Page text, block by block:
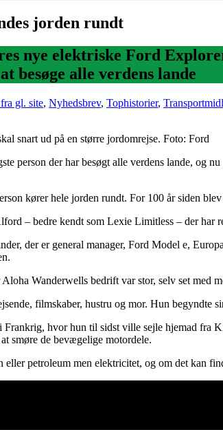
jorden rundt
nye elektriske Ford
besøge alle verdens lande
gl. site, Nyhedsbrev, Tophistorier,
snart ud på en større jordomrejse. Foto: Ford
person der har besøgt alle verdens lande, og
kører hele jorden rundt. For 100 år siden
– bedre kendt som Lexie Limitless – der har
der er general manager, Ford Model e,
Wanderwells bedrift var stor, selv set med
filmskaber, hustru og mor. Hun
hvor hun til sidst ville sejle hjemad fra
smøre de bevægelige motordele.
eller petroleum men elektricitet, og om det kan